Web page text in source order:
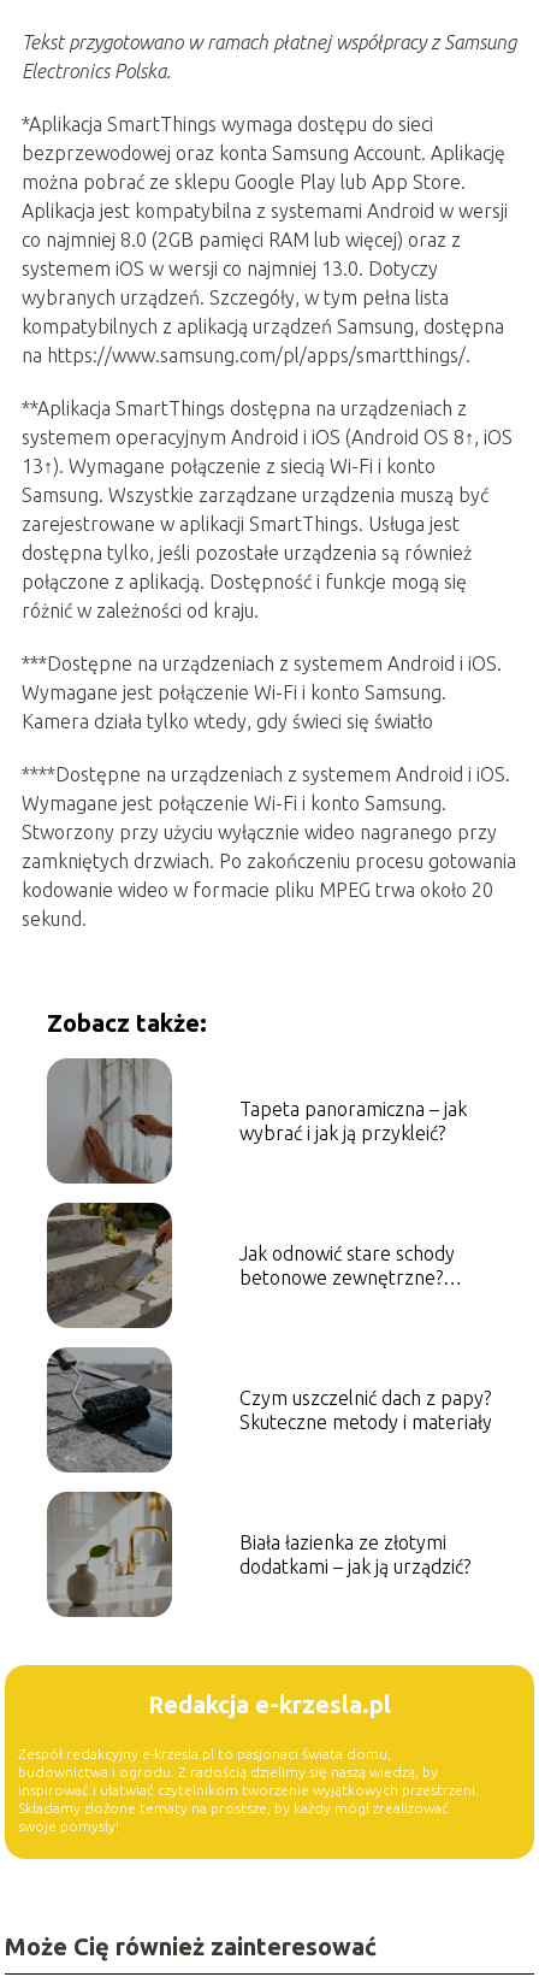
Tekst przygotowano w ramach płatnej współpracy z Samsung
Electronics Polska.
*Aplikacja SmartThings wymaga dostępu do sieci
bezprzewodowej oraz konta Samsung Account. Aplikację
można pobrać ze sklepu Google Play lub App Store.
Aplikacja jest kompatybilna z systemami Android w wersji
co najmniej 8.0 (2GB pamięci RAM lub więcej) oraz z
systemem iOS w wersji co najmniej 13.0. Dotyczy
wybranych urządzeń. Szczegóły, w tym pełna lista
kompatybilnych z aplikacją urządzeń Samsung, dostępna
na https://www.samsung.com/pl/apps/smartthings/.
**Aplikacja SmartThings dostępna na urządzeniach z
systemem operacyjnym Android i iOS (Android OS 8↑, iOS
13↑). Wymagane połączenie z siecią Wi-Fi i konto
Samsung. Wszystkie zarządzane urządzenia muszą być
zarejestrowane w aplikacji SmartThings. Usługa jest
dostępna tylko, jeśli pozostałe urządzenia są również
połączone z aplikacją. Dostępność i funkcje mogą się
różnić w zależności od kraju.
***Dostępne na urządzeniach z systemem Android i iOS.
Wymagane jest połączenie Wi-Fi i konto Samsung.
Kamera działa tylko wtedy, gdy świeci się światło
****Dostępne na urządzeniach z systemem Android i iOS.
Wymagane jest połączenie Wi-Fi i konto Samsung.
Stworzony przy użyciu wyłącznie wideo nagranego przy
zamkniętych drzwiach. Po zakończeniu procesu gotowania
kodowanie wideo w formacie pliku MPEG trwa około 20
sekund.
Zobacz także:
Tapeta panoramiczna – jak
wybrać i jak ją przykleić?
Jak odnowić stare schody
betonowe zewnętrzne?
Czym uszczelnić dach z papy?
Skuteczne metody i materiały
Biała łazienka ze złotymi
dodatkami – jak ją urządzić?
Redakcja e-krzesla.pl
Zespół redakcyjny e-krzesla.pl to pasjonaci świata domu,
budownictwa i ogrodu. Z radością dzielimy się naszą wiedzą, by
inspirować i ułatwiać czytelnikom tworzenie wyjątkowych przestrzeni.
Składamy złożone tematy na prostsze, by każdy mógł zrealizować
swoje pomysły!
Może Cię również zainteresować